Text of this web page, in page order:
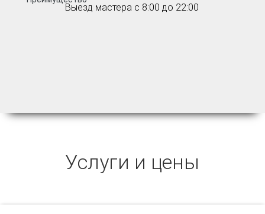
Выезд мастера с 8:00 до 22:00
Услуги и цены